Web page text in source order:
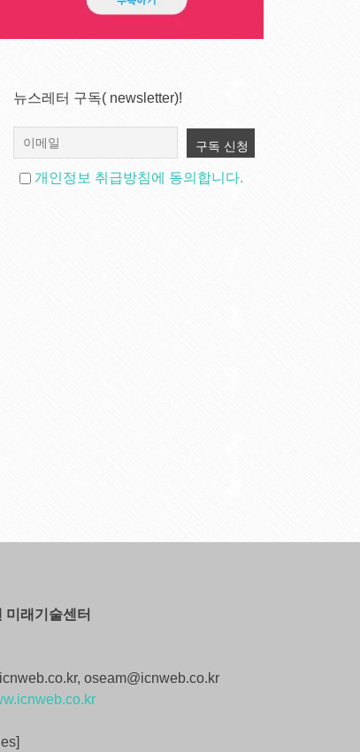
뉴스레터 구독( newsletter)!
개인정보 취급방침에 동의합니다.
미래기술센터
oseam@icnweb.co.kr